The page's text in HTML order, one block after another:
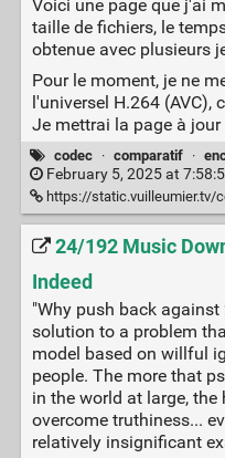
Voici une page que j'ai
taille de fichiers, le
obtenue avec plusieurs
Pour le moment, je ne
l'universel H.264 (AVC),
Je mettrai la page à jour
codec · comparatif ·
February 5, 2025 at
https://static.vuilleumier.tv/
24/192 Music
Indeed
"Why push back
solution to a problem
model based on willful
people. The more that
in the world at large,
overcome truthiness...
relatively insignificant